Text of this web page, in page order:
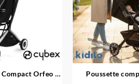
Orfeo –
Poussette